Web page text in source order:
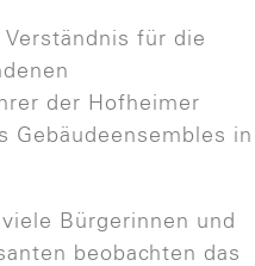
für die
der Hofheimer
Gebäudeensembles in
Bürgerinnen und
beobachten das